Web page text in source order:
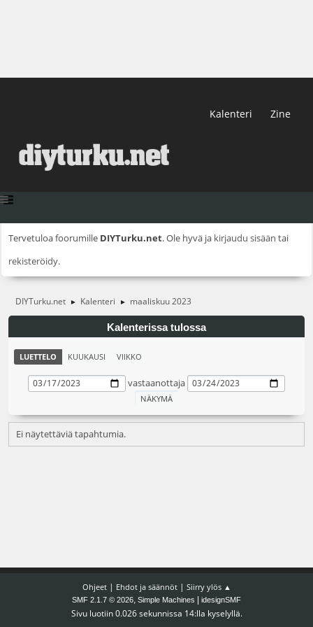
Kalenteri Zine
Tervetuloa foorumille DIYTurku.net. Ole hyvä ja kirjaudu sisään tai
rekisteröidy.
DIYTurku.net ► Kalenteri ► maaliskuu 2023
Kalenterissa tulossa
LUETTELO KUUKAUSI VIIKKO
vastaanottaja
Ei näytettäviä tapahtumia.
Ohjeet| Ehdot ja säännöt| Siirry ylös ▲
SMF 2.1.7 © 2026, Simple Machines idesignSMF
Sivu luotiin 0.026 sekunnissa 14:lla kyselyllä.